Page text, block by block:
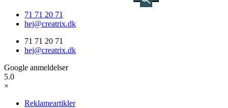
71 71 20 71
hej@creatrix.dk
71 71 20 71
hej@creatrix.dk
Google anmeldelser
5.0
×
Reklameartikler